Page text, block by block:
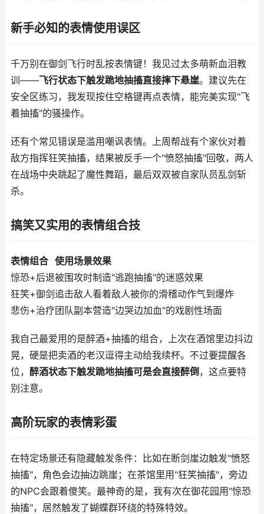
新手必知的表情使用误区
千万别在御剑飞行时乱按表情键！我见过太多萌新血泪教
训——飞行状态下触发跪地抽搐直接摔下悬崖。建议先在
安全区练习，我发现按住空格键再点表情，能完美实现"飞
着抽搐"的骚操作。
还有个常见错误是滥用嘲讽表情。上周帮战有个家伙对着
敌方指挥狂笑抽搐，结果被反手一个"愤怒抽搐"回敬，两人
在战场中央跳起了魔性舞蹈，最后双双被自家队员乱剑斩
杀。
搞笑又实用的表情组合技
表情组合 使用场景效果
惊恐+后退被围攻时制造"逃跑抽搐"的迷惑效果
狂笑+御剑 追击敌人看着敌人被你的滑稽动作气到爆炸
悲伤+治疗团队副本营造"边哭边加血"的戏剧性场面
我自己最爱用的是醉酒+抽搐的组合，上次在酒馆里边抖边
晃，硬是把卖酒的老汉逗得主动给我续杯。不过要提醒各
位， 醉酒状态下触发跪地抽搐可是会直接醉倒 ，这点要特
别注意。
高阶玩家的表情彩蛋
在特定场景还有隐藏触发条件：比如在断剑崖边触发"愤怒
抽搐"，角色会边抽边跳崖；在茶馆里用"狂笑抽搐"，旁边
的NPC会跟着傻笑。最神奇的是，我有次在御花园用"惊恐
抽搐"，居然触发了蝴蝶群环绕的特殊特效。